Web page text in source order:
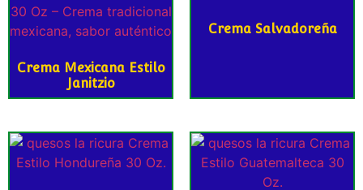
Crema Mexicana Estilo
Janitzio
Crema Salvadoreña